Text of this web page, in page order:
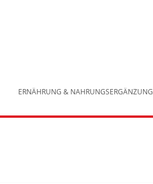
ERNÄHRUNG & NAHRUNGSERGÄNZUNG